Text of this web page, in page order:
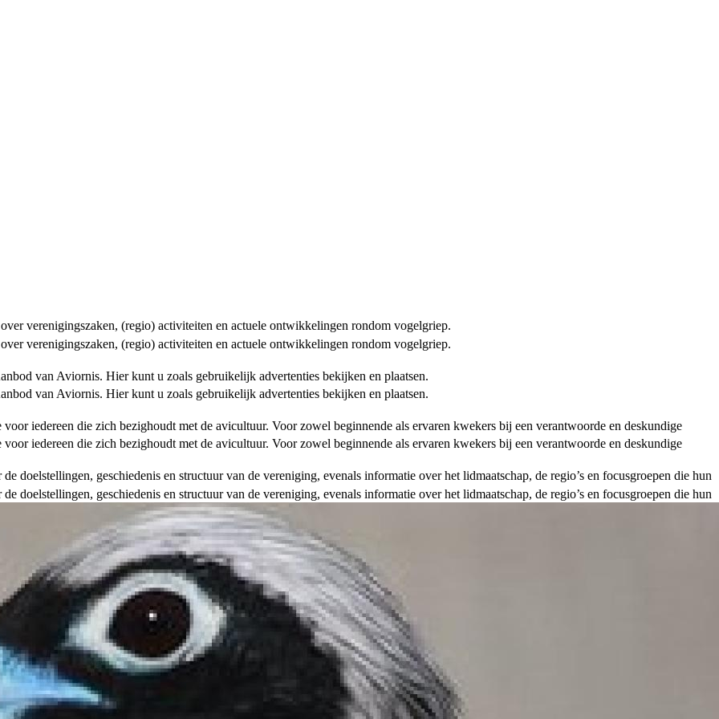
verenigingszaken, (regio) activiteiten en actuele ontwikkelingen rondom vogelgriep.
verenigingszaken, (regio) activiteiten en actuele ontwikkelingen rondom vogelgriep.
van Aviornis. Hier kunt u zoals gebruikelijk advertenties bekijken en plaatsen.
van Aviornis. Hier kunt u zoals gebruikelijk advertenties bekijken en plaatsen.
iedereen die zich bezighoudt met de avicultuur. Voor zowel beginnende als ervaren kwekers bij een verantwoorde en deskundige
iedereen die zich bezighoudt met de avicultuur. Voor zowel beginnende als ervaren kwekers bij een verantwoorde en deskundige
doelstellingen, geschiedenis en structuur van de vereniging, evenals informatie over het lidmaatschap, de regio’s en focusgroepen die hun
doelstellingen, geschiedenis en structuur van de vereniging, evenals informatie over het lidmaatschap, de regio’s en focusgroepen die hun